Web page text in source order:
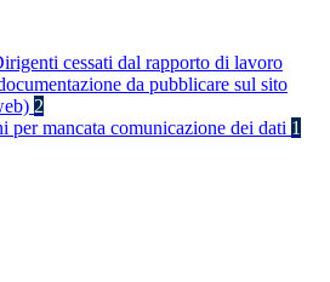
cessati dal rapporto di lavoro
da pubblicare sul sito
2
per mancata comunicazione dei dati 1